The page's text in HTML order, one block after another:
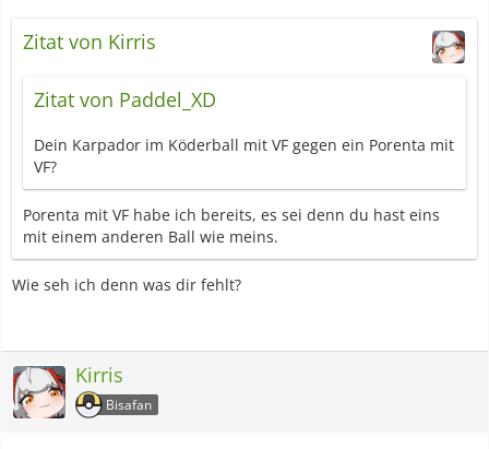
Zitat von Kirris
Zitat von Paddel_XD
Dein Karpador im Köderball mit VF gegen ein Porenta mit
VF?
Porenta mit VF habe ich bereits, es sei denn du hast eins
mit einem anderen Ball wie meins.
Wie seh ich denn was dir fehlt?
Kirris
Bisafan